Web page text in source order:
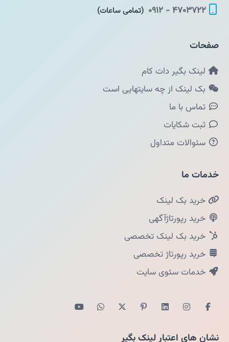
۴۷۰۳۷۲۲ - ۰۹۱۲
(تمامی ساعات)
صفحات
لینک بگیر دات کام
بک لینک از چه سایتهایی است
تماس با ما
ثبت شکایات
سئوالات متداول
خدمات ما
خرید بک لینک
خرید رپورتاژآگهی
خرید بک لینک تخصصی
خرید رپورتاژ تخصصی
خدمات سئوی سایت
نشان های اعتبار لینک بگیر